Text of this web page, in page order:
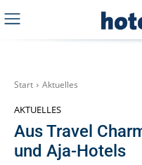
Start Aktuelles
AKTUELLES
Aus Travel
und Aja-Hotels